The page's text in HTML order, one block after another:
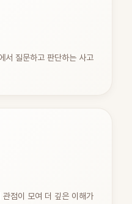
서 질문하고 판단하는 사고
점이 모여 더 깊은 이해가